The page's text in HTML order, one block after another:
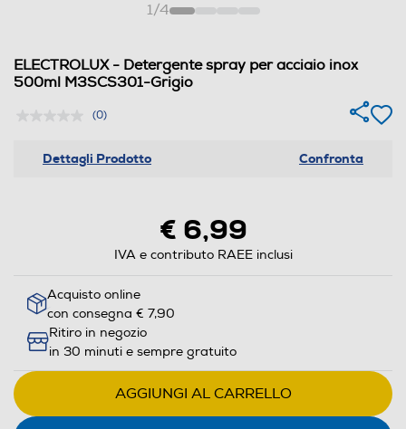
1/4
ELECTROLUX - Detergente spray per acciaio inox
500ml M3SCS301-Grigio
(0)
Dettagli Prodotto Confronta
€ 6,99
IVA e contributo RAEE inclusi
Acquisto online
con consegna € 7,90
Ritiro in negozio
in 30 minuti e sempre gratuito
AGGIUNGI AL CARRELLO